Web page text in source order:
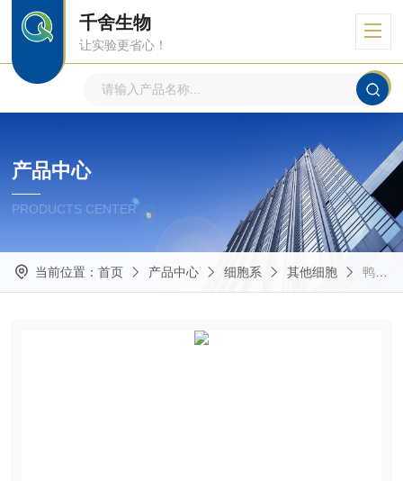
千舍生物
让实验更省心！
产品中心
PRODUCTS CENTER
当前位置： 首页 产品中心 细胞系 其他细胞 鸭胚胎成纤维细胞Duck embryo